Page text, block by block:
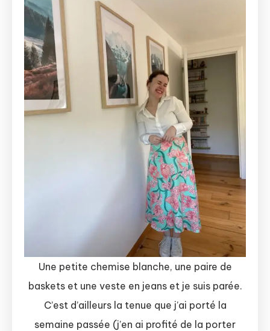
Une petite chemise blanche, une paire de
baskets et une veste en jeans et je suis parée.
C’est d’ailleurs la tenue que j’ai porté la
semaine passée (j’en ai profité de la porter